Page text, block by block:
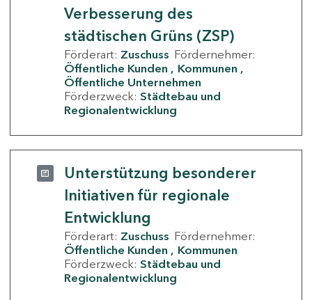
Verbesserung des
städtischen Grüns (ZSP)
Förderart: Zuschuss Fördernehmer:
Öffentliche Kunden
Kommunen
Öffentliche Unternehmen
Förderzweck: Städtebau und
Regionalentwicklung
Unterstützung besonderer
Initiativen für regionale
Entwicklung
Förderart: Zuschuss Fördernehmer:
Öffentliche Kunden
Kommunen
Förderzweck: Städtebau und
Regionalentwicklung